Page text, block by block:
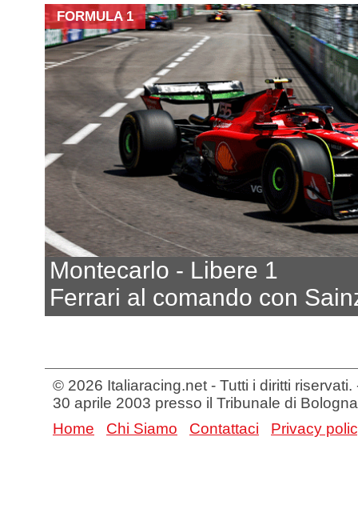
FORMULA 1
Montecarlo - Libere 1
Ferrari al comando con
© 2026 Italiaracing.net - Tutti i diritti
30 aprile 2003 presso il Tribunale di Bologna
Home
Chi Siamo Contattaci Privacy